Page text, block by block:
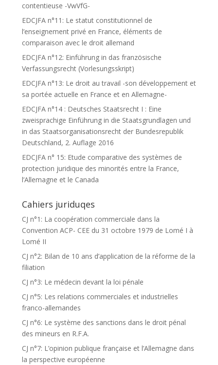
contentieuse -VwVfG-
EDCJFA n°11: Le statut constitutionnel de
l’enseignement privé en France, éléments de
comparaison avec le droit allemand
EDCJFA n°12: Einführung in das französische
Verfassungsrecht (Vorlesungsskript)
EDCJFA n°13: Le droit au travail -son développement et
sa portée actuelle en France et en Allemagne-
EDCJFA n°14 : Deutsches Staatsrecht I : Eine
zweisprachige Einführung in die Staatsgrundlagen und
in das Staatsorganisationsrecht der Bundesrepublik
Deutschland, 2. Auflage 2016
EDCJFA n° 15: Etude comparative des systèmes de
protection juridique des minorités entre la France,
l’Allemagne et le Canada
Cahiers juriduqes
CJ n°1: La coopération commerciale dans la
Convention ACP- CEE du 31 octobre 1979 de Lomé I à
Lomé II
CJ n°2: Bilan de 10 ans d’application de la réforme de la
filiation
CJ n°3: Le médecin devant la loi pénale
CJ n°5: Les relations commerciales et industrielles
franco-allemandes
CJ n°6: Le système des sanctions dans le droit pénal
des mineurs en R.F.A.
CJ n°7: L’opinion publique française et l’Allemagne dans
la perspective européenne